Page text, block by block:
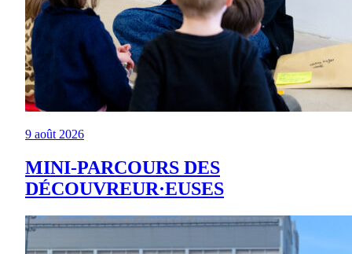
9 août 2026
MINI-PARCOURS DES
DÉCOUVREUR·EUSES